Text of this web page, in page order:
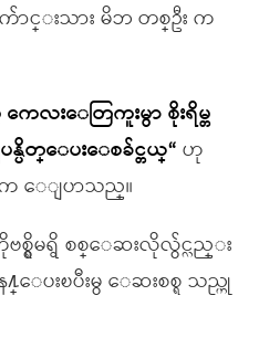
က်ာင္းသား မိဘ တစ္ဦး က
းေတြကူးမွာ စိုးရိမ္တ
ပိတ္ေပးေစခ်င္တယ္“ ဟု
ေျပာသည္။
စ္ရွိမရွိ စစ္ေဆးလိုလွ်င္လည္း
ပးၿပီးမွ ေဆးစစ္ရ သည္ဟု